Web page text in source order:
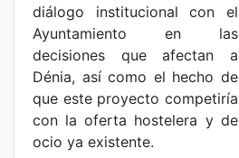
diálogo institucional con el
Ayuntamiento en las
decisiones que afectan a
Dénia, así como el hecho de
que este proyecto competiría
con la oferta hostelera y de
ocio ya existente.